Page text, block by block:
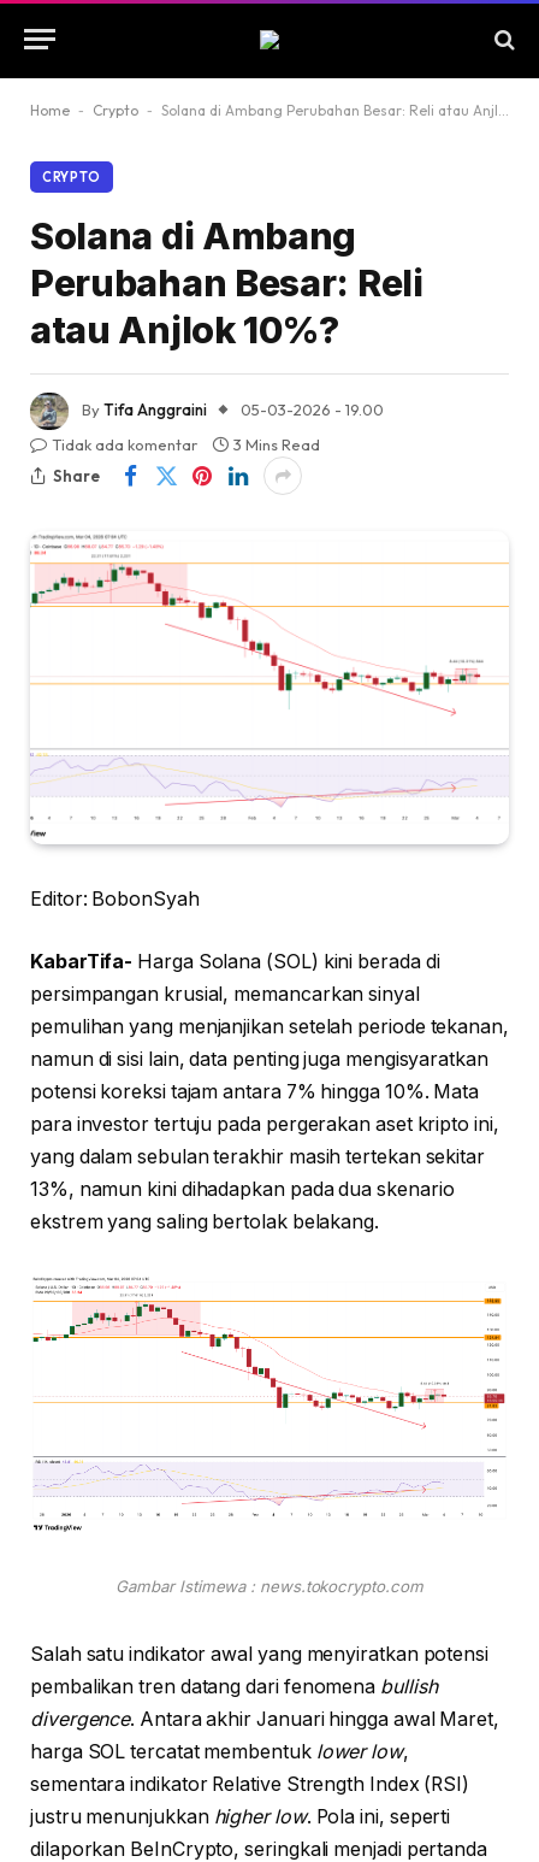
Home - Crypto - Solana di Ambang Perubahan Besar: Reli atau Anjlok 10%?
CRYPTO
Solana di Ambang
Perubahan Besar: Reli
atau Anjlok 10%?
ByTifa Anggraini
05-03-2026 - 19.00
Tidak ada komentar
3 Mins Read
Share
Editor: BobonSyah
KabarTifa- Harga Solana (SOL) kini berada di
persimpangan krusial, memancarkan sinyal
pemulihan yang menjanjikan setelah periode tekanan,
namun di sisi lain, data penting juga mengisyaratkan
potensi koreksi tajam antara 7% hingga 10%. Mata
para investor tertuju pada pergerakan aset kripto ini,
yang dalam sebulan terakhir masih tertekan sekitar
13%, namun kini dihadapkan pada dua skenario
ekstrem yang saling bertolak belakang.
Gambar Istimewa : news.tokocrypto.com
Salah satu indikator awal yang menyiratkan potensi
pembalikan tren datang dari fenomena bullish
divergence. Antara akhir Januari hingga awal Maret,
harga SOL tercatat membentuk lower low,
sementara indikator Relative Strength Index (RSI)
justru menunjukkan higher low. Pola ini, seperti
dilaporkan BeInCrypto, seringkali menjadi pertanda